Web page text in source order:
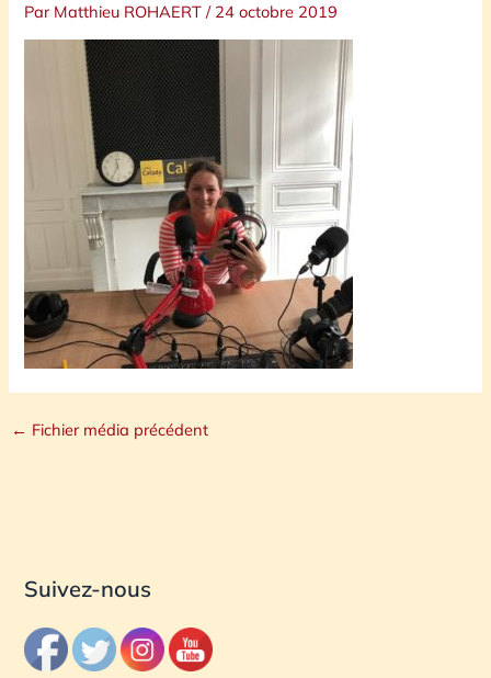
Par Matthieu ROHAERT/ 24 octobre 2019
← Fichier média précédent
Suivez-nous